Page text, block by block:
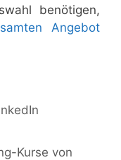
benötigen,
Angebot
Kurse von